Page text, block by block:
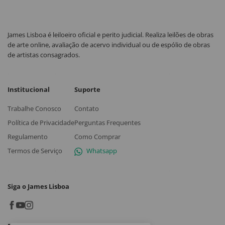
James Lisboa é leiloeiro oficial e perito judicial. Realiza leilões de obras
de arte online, avaliação de acervo individual ou de espólio de obras
de artistas consagrados.
Institucional
Trabalhe Conosco
Política de Privacidade
Regulamento
Termos de Serviço
Suporte
Contato
Perguntas Frequentes
Como Comprar
Whatsapp
Siga o James Lisboa